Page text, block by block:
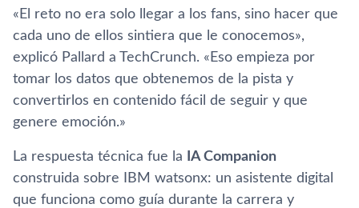
«El reto no era solo llegar a los fans, sino hacer que
cada uno de ellos sintiera que le conocemos»,
explicó Pallard a TechCrunch. «Eso empieza por
tomar los datos que obtenemos de la pista y
convertirlos en contenido fácil de seguir y que
genere emoción.»
La respuesta técnica fue la
IA Companion
construida sobre IBM watsonx: un asistente digital
que funciona como guía durante la carrera y